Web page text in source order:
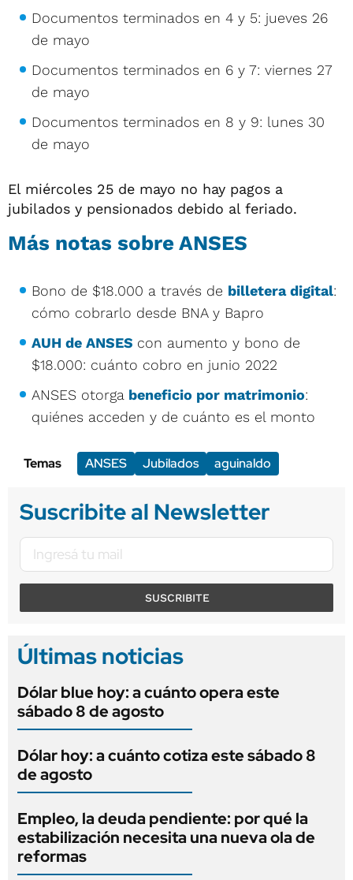
Documentos terminados en 4 y 5: jueves 26
de mayo
Documentos terminados en 6 y 7: viernes 27
de mayo
Documentos terminados en 8 y 9: lunes 30
de mayo
El miércoles 25 de mayo no hay pagos a
jubilados y pensionados debido al feriado.
Más notas sobre ANSES
Bono de $18.000 a través de billetera digital:
cómo cobrarlo desde BNA y Bapro
AUH de ANSES con aumento y bono de
$18.000: cuánto cobro en junio 2022
ANSES otorga beneficio por matrimonio:
quiénes acceden y de cuánto es el monto
Temas ANSES Jubilados aguinaldo
Suscribite al Newsletter
SUSCRIBITE
Últimas noticias
Dólar blue hoy: a cuánto opera este
sábado 8 de agosto
Dólar hoy: a cuánto cotiza este sábado 8
de agosto
Empleo, la deuda pendiente: por qué la
estabilización necesita una nueva ola de
reformas